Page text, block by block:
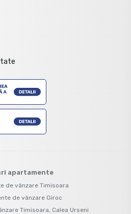
apartamente
de vânzare Timisoara
de vânzare Giroc
Timisoara, Calea Urseni